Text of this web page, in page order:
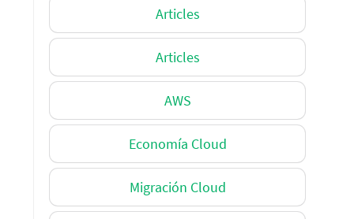
Articles
Articles
AWS
Economía Cloud
Migración Cloud